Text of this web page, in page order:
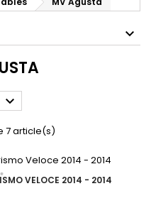

7 article(s)
VELOCE 2014 - 2014